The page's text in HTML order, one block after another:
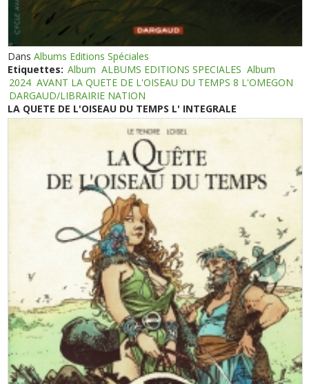
DansAlbums Editions Spéciales
Etiquettes: Album ALBUMS EDITIONS SPECIALES Album
2024 AVANT LA QUETE DE L'OISEAU DU TEMPS 8 L'OMEGON
DARGAUD/LIBRAIRIE NATION
LA QUETE DE L'OISEAU DU TEMPS L' INTEGRALE